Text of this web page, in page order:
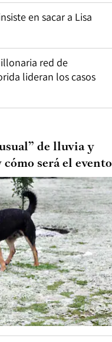
en sacar a Lisa
red de
lideran los casos
de lluvia y
será el evento